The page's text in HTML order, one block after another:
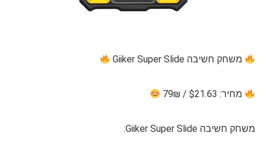
משחק חשיבה Giiker Super Slide
מחיר: $21.63 / 79₪
משחק חשיבה Giiker Super Slide: